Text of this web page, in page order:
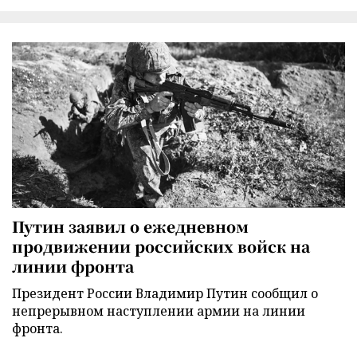
Путин заявил о ежедневном
продвижении российских войск на
линии фронта
Президент России Владимир Путин сообщил о
непрерывном наступлении армии на линии
фронта.